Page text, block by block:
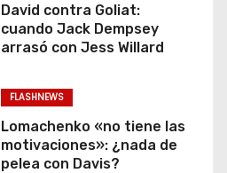
David contra Goliat:
cuando Jack Dempsey
arrasó con Jess Willard
FLASHNEWS
Lomachenko «no tiene las
motivaciones»: ¿nada de
pelea con Davis?